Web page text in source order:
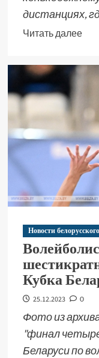
дистанциях,
Читать далее
Новости
Кубка
25.12.2023 0
Фото из
"финал
Беларуси по